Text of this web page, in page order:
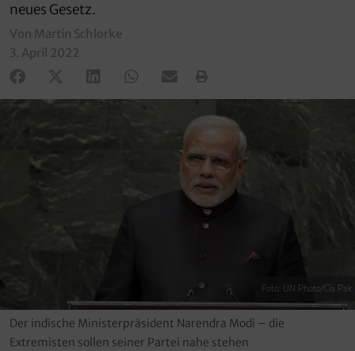
neues Gesetz.
Von Martin Schlorke
3. April 2022
Foto: UN Photo/Cia Pak
Der indische Ministerpräsident Narendra Modi – die
Extremisten sollen seiner Partei nahe stehen